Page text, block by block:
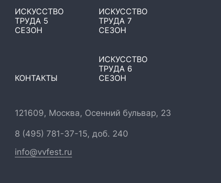
121609, Москва, Осенний бульвар, 23
8 (495) 781-37-15, доб. 240
info@vvfest.ru
КОНТАКТЫ
ИСКУССТВО
ТРУДА 5
СЕЗОН
ИСКУССТВО
ТРУДА 6
СЕЗОН
ИСКУССТВО
ТРУДА 7
СЕЗОН